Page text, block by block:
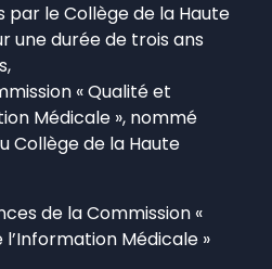
le Collège de la Haute
une durée de trois ans
« Qualité et
Médicale », nommé
Collège de la Haute
de la Commission «
Médicale »